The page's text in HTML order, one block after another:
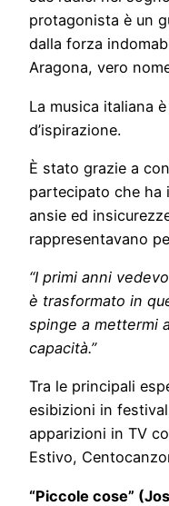
protagonista è un
dalla forza
Aragona, vero
La musica italiana
d’ispirazione.
È stato grazie a
partecipato che ha
ansie ed
rappresentavano
“I primi anni
è trasformato in
spinge a mettermi
capacità.”
Tra le principali
esibizioni in
apparizioni in TV
Estivo,
“Piccole cose”